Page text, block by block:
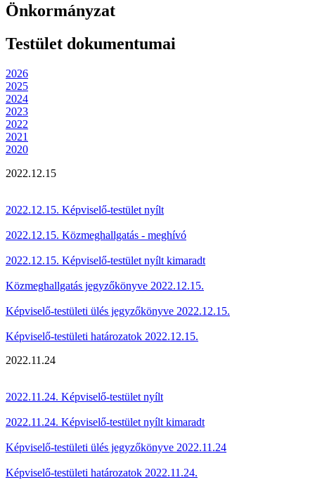
Önkormányzat
Testület dokumentumai
2026
2025
2024
2023
2022
2021
2020
2022.12.15
2022.12.15. Képviselő-testület nyílt
2022.12.15. Közmeghallgatás - meghívó
2022.12.15. Képviselő-testület nyílt kimaradt
Közmeghallgatás jegyzőkönyve 2022.12.15.
Képviselő-testületi ülés jegyzőkönyve 2022.12.15.
Képviselő-testületi határozatok 2022.12.15.
2022.11.24
2022.11.24. Képviselő-testület nyílt
2022.11.24. Képviselő-testület nyílt kimaradt
Képviselő-testületi ülés jegyzőkönyve 2022.11.24
Képviselő-testületi határozatok 2022.11.24.